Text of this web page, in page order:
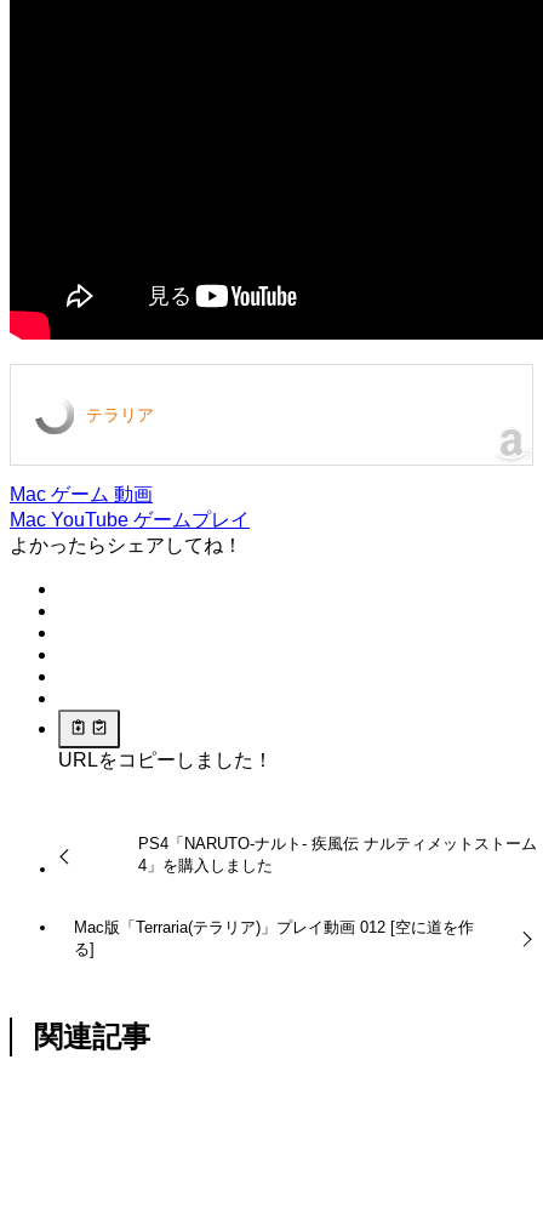
テラリア
Mac ゲーム 動画
Mac YouTube ゲームプレイ
よかったらシェアしてね！
URLをコピーしました！
PS4「NARUTO-ナルト- 疾風伝 ナルティメットストーム
4」を購入しました
Mac版「Terraria(テラリア)」プレイ動画 012 [空に道を作
る]
関連記事